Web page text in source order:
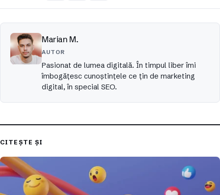
Marian M.
AUTOR
Pasionat de lumea digitală. În timpul liber îmi
îmbogățesc cunoștințele ce țin de marketing
digital, în special SEO.
CITEȘTE ȘI